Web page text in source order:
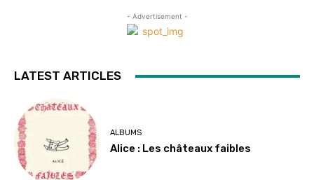
- Advertisement -
LATEST ARTICLES
ALBUMS
Alice : Les châteaux faibles